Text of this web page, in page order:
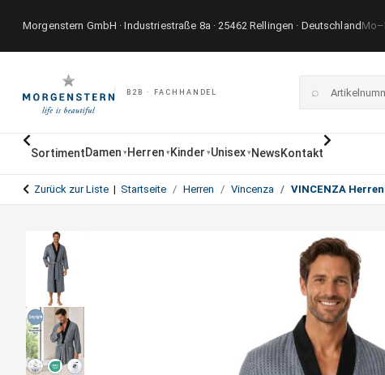
Morgenstern GmbH · Industriestraße 8a · 25462 Rellingen · Deutschland
B2B · FACHHANDEL ⌕
SortimentDamen ▾ Herren ▾ Kinder ▾Unisex ▾ NewsKontakt
Zurück zur Liste Startseite Herren Vincenza VINCENZA